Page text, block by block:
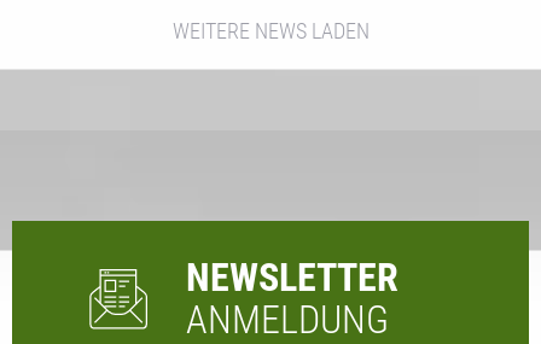
WEITERE NEWS LADEN
NEWSLETTER
ANMELDUNG